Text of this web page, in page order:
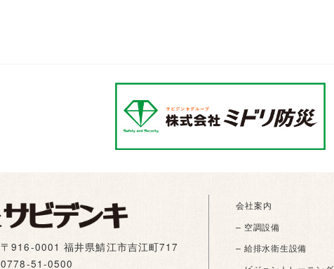
〒916-0001 福井県鯖江市吉江町717
0778-51-0500
会社案内
– 空調設備
– 給排水衛生設備